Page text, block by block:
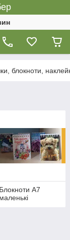
блокноти,
Блокноти А7
маленькі